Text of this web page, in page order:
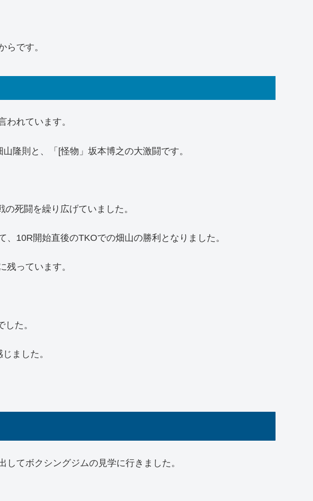
らです。
れています。
隆則と、「[怪物」坂本博之の大激闘です。
死闘を繰り広げていました。
10R開始直後のTKOでの畑山の勝利となりました。
っています。
た。
ました。
てボクシングジムの見学に行きました。